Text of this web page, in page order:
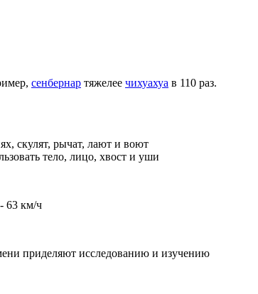
сенбернар тяжелее чихуахуа в 110 раз.
скулят, рычат, лают и воют
тело, лицо, хвост и уши
63 км/ч
приделяют исследованию и изучению